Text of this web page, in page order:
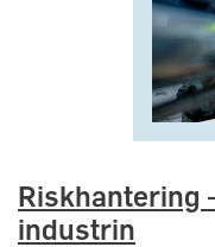
Riskhantering
industrin